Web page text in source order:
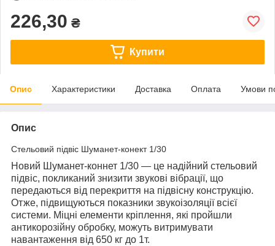
226,30 ₴
Купити
Опис Характеристики Доставка Оплата Умови
Опис
Стельовий підвіс Шуманет-конект 1/30
Новий Шуманет-коннет 1/30 — це надійний стельовий
підвіс, покликаний знизити звукові вібрації, що
передаються від перекриття на підвісну конструкцію.
Отже, підвищуються показники звукоізоляції всієї
системи. Міцні елементи кріплення, які пройшли
антикорозійну обробку, можуть витримувати
навантаження від 650 кг до 1т.